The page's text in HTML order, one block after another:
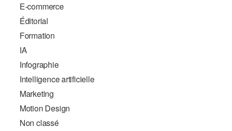
E-commerce
Éditorial
Formation
IA
Infographie
Intelligence artificielle
Marketing
Motion Design
Non classé